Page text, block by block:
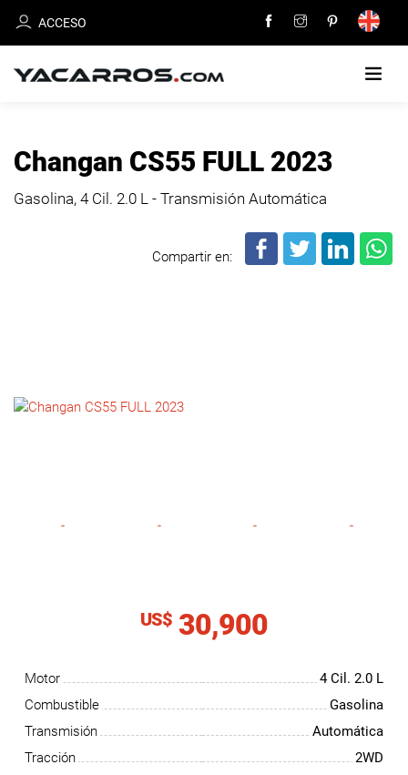
ACCESO
EN
NOTICIAS
Changan CS55 FULL 2023
Gasolina, 4 Cil. 2.0 L - Transmisión Automática
Compartir en:
US$ 30,900
Motor 4 Cil. 2.0 L
Combustible
Gasolina
Transmisión
Automática
Tracción
2WD